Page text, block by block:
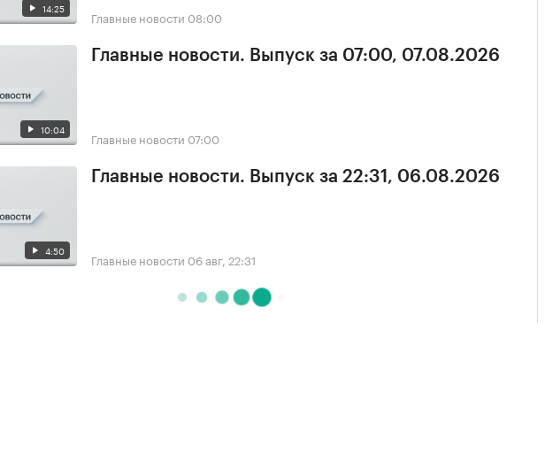
14:25 Главные новости 08:00
10:04
Главные новости. Выпуск за 07:00, 07.08.2026
Главные новости 07:00
4:50
Главные новости. Выпуск за 22:31, 06.08.2026
Главные новости 06 авг, 22:31